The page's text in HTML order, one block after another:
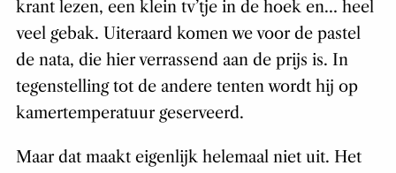
krant lezen, een klein tv’tje in de hoek en… heel
veel gebak. Uiteraard komen we voor de pastel
de nata, die hier verrassend aan de prijs is. In
tegenstelling tot de andere tenten wordt hij op
kamertemperatuur geserveerd.
Maar dat maakt eigenlijk helemaal niet uit. Het